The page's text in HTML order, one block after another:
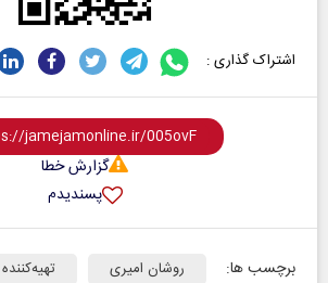
اشتراک گذاری :
گزارش خطا
پسندیدم
برچسب ها: روشان امیری تهیه‌کننده